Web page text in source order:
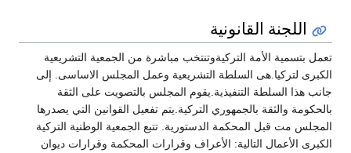
اللجنة القانونية
تعمل بتسمية الأمة التركيةوتنتخب مباشرة من الجمعية التشريعية
الكبرى لتركيا.هى السلطة التشريعية وعمل المجلس الاساسى. إلى
جانب هذا السلطة التنفيذية.يقوم المجلس بالتصويت على الثقة
بالحكومة والثقة بالجمهوري التركية.يتم تفعيل القوانين التي يصدرها
المجلس مت قبل المحكمة الدستورية. تتبع الجمعية الوطنية التركية
الكبرى الأعمال التالية: الأعراف وقرارات المحكمة وقرارات ديوان